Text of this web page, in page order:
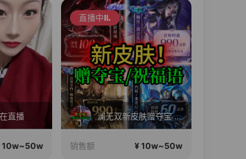
直播
10w~50w
直播中
澜无双新皮肤赠夺宝 海月\守约\六耳新皮肤赠祝福语 苏打锋王者小店
销售额 ¥ 10w~50w